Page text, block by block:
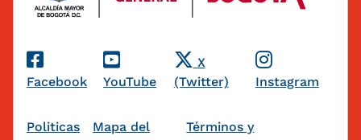
Redes Sociales
Facebook YouTube
X
(Twitter)
Instagram
Pie de página
Politicas
Mapa del
Términos y